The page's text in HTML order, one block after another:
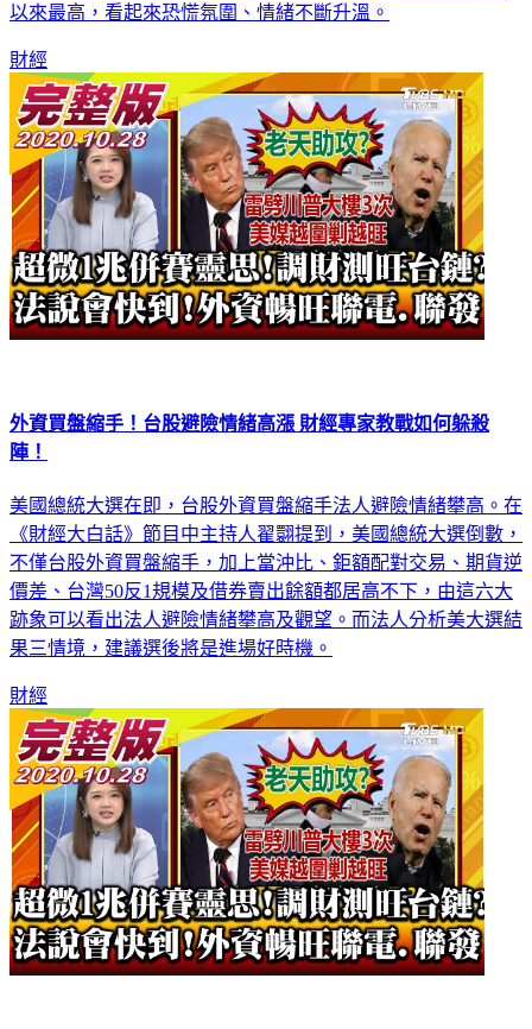
逾兩百點。雖然之後跌勢收斂，但VIX指數盤中升至6月15日
財經
外資買盤縮手！台股避險情緒高漲 財經專家教戰如何躲殺
美國總統大選在即，台股外資買盤縮手法人避險情緒攀高。在
《財經大白話》節目中主持人翟翾提到，美國總統大選倒數，
不僅台股外資買盤縮手，加上當沖比、鉅額配對交易、期貨逆
價差、台灣50反1規模及借券賣出餘額都居高不下，由這六大
跡象可以看出法人避險情緒攀高及觀望。而法人分析美大選結
財經